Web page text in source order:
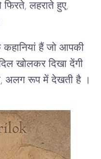
लहराते हुए,
हैं जो आपकी
खोलकर दिखा देंगी
अलग रूप में देखती है ।